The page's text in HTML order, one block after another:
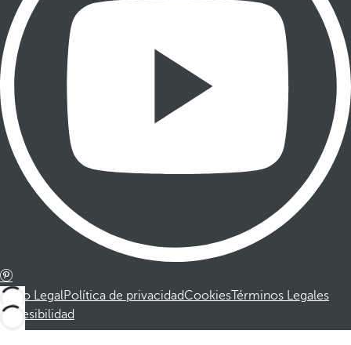
Aviso LegalPolítica de privacidadCookiesTérminos Legales
Accesibilidad